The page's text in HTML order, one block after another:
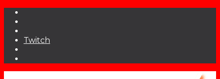
Twitch